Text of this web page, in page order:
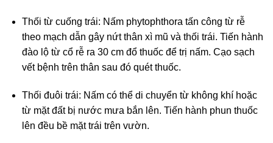
Thối từ cuống trái: Nấm phytophthora tấn công từ rễ
theo mạch dẫn gây nứt thân xì mũ và thối trái. Tiến hành
đào lộ từ cổ rễ ra 30 cm đổ thuốc để trị nấm. Cạo sạch
vết bệnh trên thân sau đó quét thuốc.
Thối đuôi trái: Nấm có thể di chuyển từ không khí hoặc
từ mặt đất bị nước mưa bắn lên. Tiến hành phun thuốc
lên đều bề mặt trái trên vườn.